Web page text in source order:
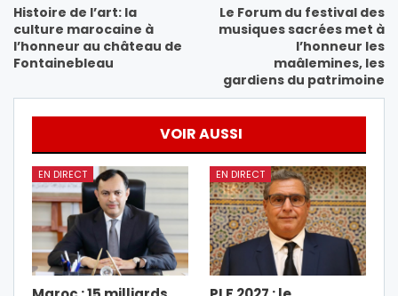
Histoire de l’art: la
culture marocaine à
l’honneur au château de
Fontainebleau
Le Forum du festival des
musiques sacrées met à
l’honneur les
maâlemines, les
gardiens du patrimoine
VOIR AUSSI
EN DIRECT EN DIRECT